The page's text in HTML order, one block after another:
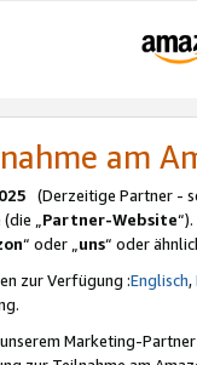
am
(Derzeitige Partner -
„Partner-Website
“ oder „uns“ oder
zur Verfügung :Englisch,
Marketing-